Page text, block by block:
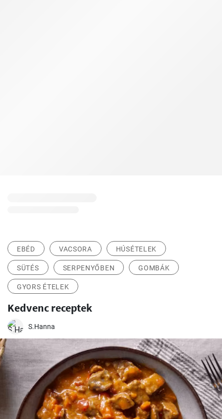
EBÉD VACSORA HÚSÉTELEK
SÜTÉS SERPENYŐBEN GOMBÁK
GYORS ÉTELEK
Kedvenc receptek
S.Hanna